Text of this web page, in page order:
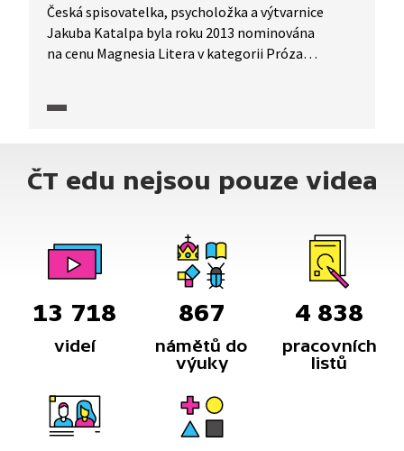
Česká spisovatelka, psycholožka a výtvarnice
Jakuba Katalpa byla roku 2013 nominována
na cenu Magnesia Litera v kategorii Próza
do prostředí německé rodiny zasažené první
ČT edu nejsou pouze videa
13 718
videí
867
námětů do
výuky
4 838
pracovních
listů